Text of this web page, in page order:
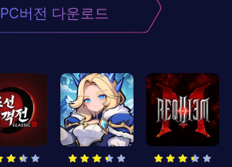
PC버전 다운로드